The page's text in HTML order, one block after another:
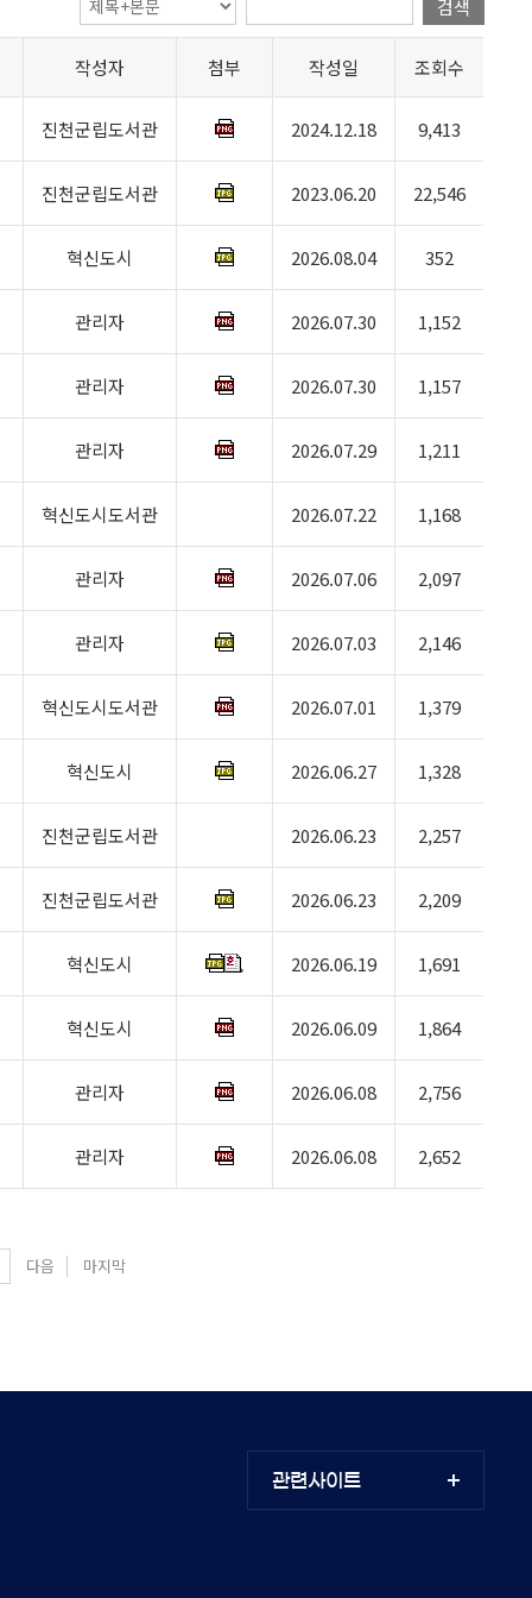
검색
작성자 첨부 작성일 조회수
진천군립도서관 2024.12.18 9,413
진천군립도서관 2023.06.20 22,546
혁신도시 2026.08.04 352
관리자 2026.07.30 1,152
관리자 2026.07.30 1,157
관리자 2026.07.29 1,211
혁신도시도서관 2026.07.22 1,168
관리자 2026.07.06 2,097
관리자 2026.07.03 2,146
혁신도시도서관 2026.07.01 1,379
혁신도시 2026.06.27 1,328
진천군립도서관 2026.06.23 2,257
진천군립도서관 2026.06.23 2,209
혁신도시 2026.06.19 1,691
혁신도시 2026.06.09 1,864
관리자 2026.06.08 2,756
관리자 2026.06.08 2,652
다음 마지막
관련사이트